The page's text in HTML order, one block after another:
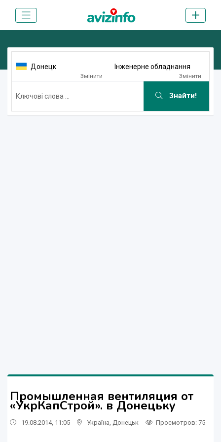
Донецк
Змінити
Інженерне обладнання
Змінити
Знайти!
Промышленная вентиляция от
«УкрКапСтрой». в Донецьку
19.08.2014, 11:05 Україна Донецьк Просмотров: 75